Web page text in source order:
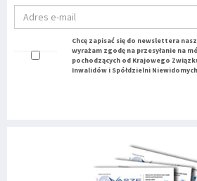
Chcę zapisać się do newslettera
wyrażam zgodę na przesyłanie na
pochodzących od Krajowego
Inwalidów i Spółdzielni